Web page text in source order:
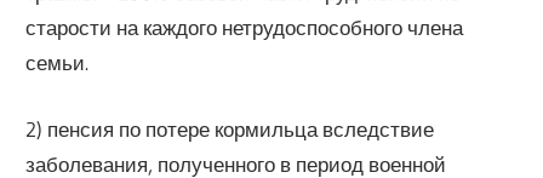
старости на каждого нетрудоспособного члена
семьи.
2) пенсия по потере кормильца вследствие
заболевания, полученного в период военной